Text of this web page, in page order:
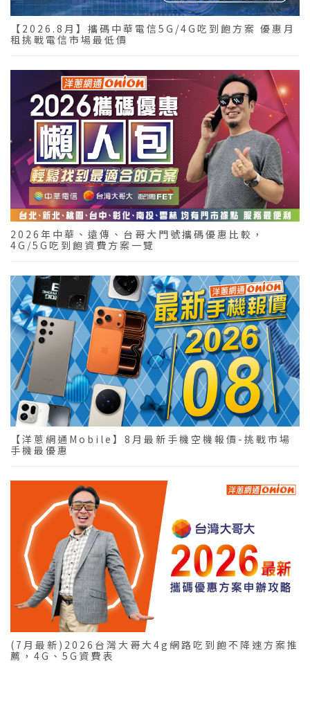
【2026.8月】攜碼中華電信5G/4G吃到飽方案 優惠月
租挑戰電信市場最低價
2026年中華、遠傳、台哥大門號攜碼優惠比較，
4G/5G吃到飽資費方案一覽
【洋蔥網通Mobile】8月最新手機空機報價-挑戰市場
手機最優惠
(7月最新)2026台灣大哥大4g網路吃到飽不降速方案推
薦，4G、5G資費表